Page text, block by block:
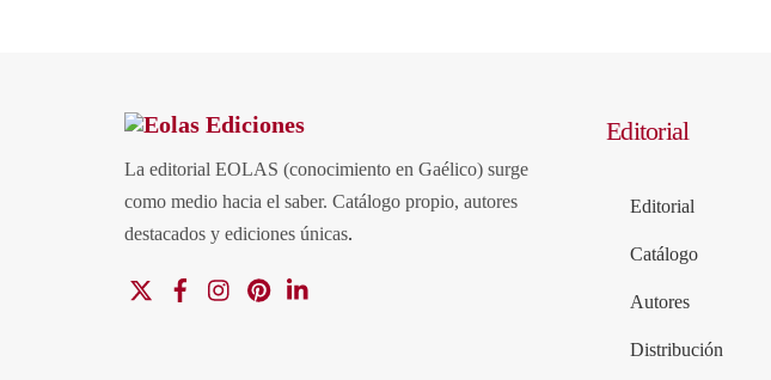
La editorial EOLAS (conocimiento en Gaélico) surge
como medio hacia el saber. Catálogo propio, autores
destacados y ediciones únicas.
FacebookInstagramPinterest
Editorial
Editorial
Catálogo
Autores
Distribución